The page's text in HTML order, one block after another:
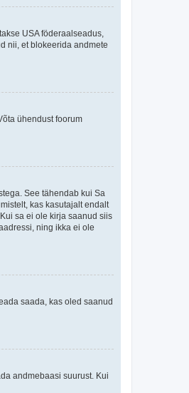
USA föderaalseadus,
nii, et blokeerida andmete
ühendust foorum
See tähendab kui Sa
kas kasutajalt endalt
sa ei ole kirja saanud siis
ning ikka ei ole
saada, kas oled saanud
andmebaasi suurust. Kui